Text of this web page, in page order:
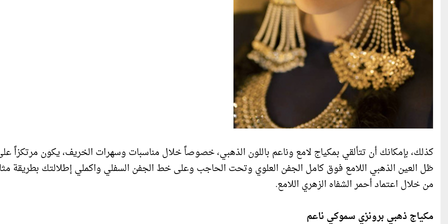
كذلك، بإمكانك أن تتألقي بمكياج لامع وناعم باللون الذهبي، خصوصاً خلال مناسبات وسهرات الخريف، يكون مرتكزاً
ظل العين الذهبي اللامع فوق كامل الجفن العلوي وتحت الحاجب وعلى خط الجفن السفلي واكملي إطلالتك بطريقة
من خلال اعتماد أحمر الشفاه الزهري اللامع.
مكياج ذهبي برونزي سموكي ناعم